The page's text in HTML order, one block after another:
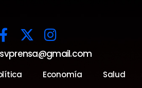
Economía Salud